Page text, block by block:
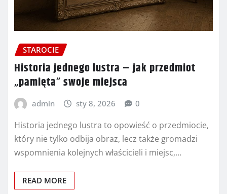
STAROCIE
Historia jednego lustra – jak przedmiot
„pamięta” swoje miejsca
admin sty 8, 2026 0
Historia jednego lustra to opowieść o przedmiocie,
który nie tylko odbija obraz, lecz także gromadzi
wspomnienia kolejnych właścicieli i miejsc,…
READ MORE